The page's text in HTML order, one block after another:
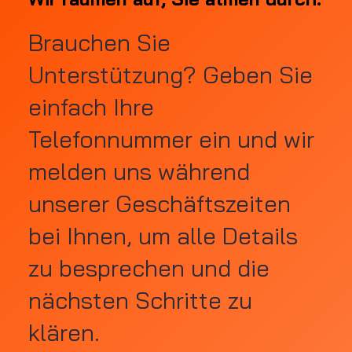
Brauchen Sie
Unterstützung? Geben Sie
einfach Ihre
Telefonnummer ein und wir
melden uns während
unserer Geschäftszeiten
bei Ihnen, um alle Details
zu besprechen und die
nächsten Schritte zu
klären.